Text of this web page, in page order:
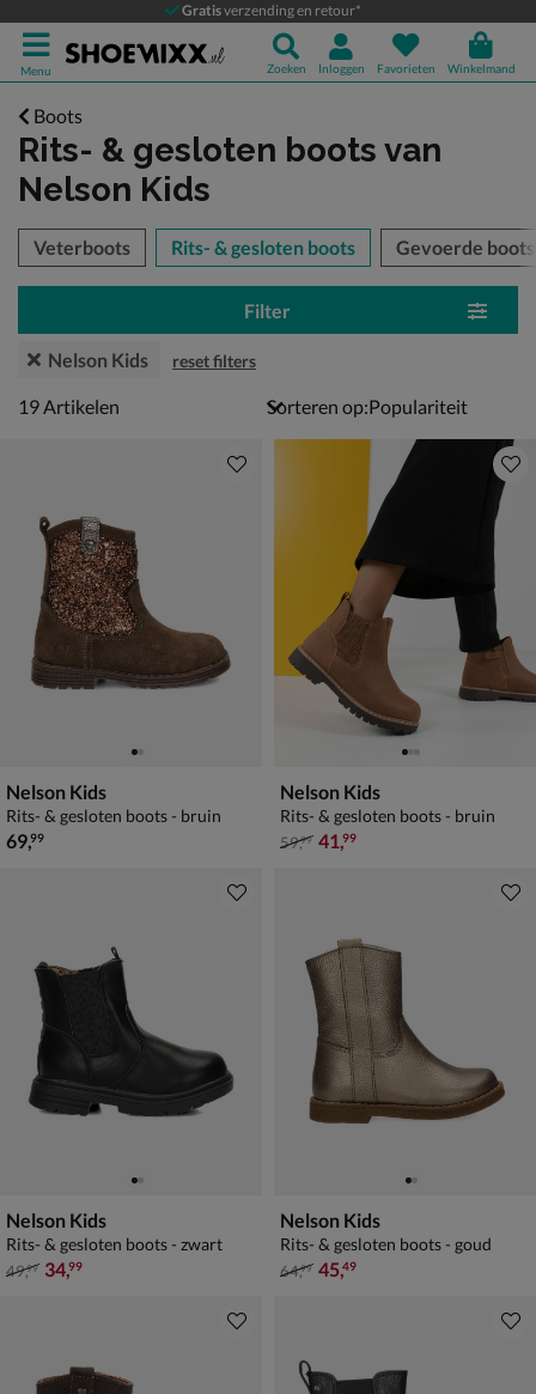
Gratisverzending en retour*
Menu Zoeken Inloggen Favorieten Winkelmand
Boots
Rits- & gesloten boots van
Nelson Kids
over
Veterboots Rits- & gesloten boots Gevoerde boots
Filter
Nelson Kids reset filters
19 artikelen
19Artikelen Sorteren op:
Nelson Kids
Rits- & gesloten boots - bruin
€ 69,99
69,99
Nelson Kids
Rits- & gesloten boots - bruin
van € 59,99 voor € 41,99
59,99 41,99
Nelson Kids
Rits- & gesloten boots - zwart
van € 49,99 voor € 34,99
49,99 34,99
Nelson Kids
Rits- & gesloten boots - goud
van € 64,99 voor € 45,49
64,99 45,49